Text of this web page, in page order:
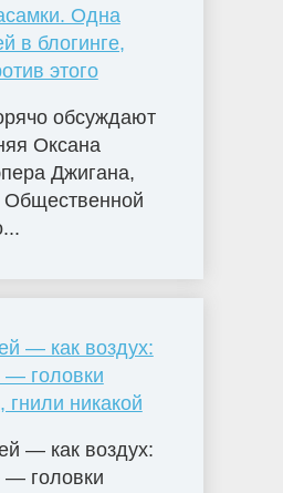
Одна
в блогинге,
этого
обсуждают
Оксана
Джигана,
Общественной
— как воздух:
— головки
гнили никакой
— как воздух:
— головки